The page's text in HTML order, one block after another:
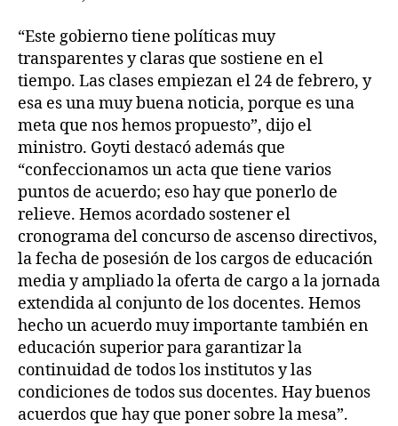
“Este gobierno tiene políticas muy
transparentes y claras que sostiene en el
tiempo. Las clases empiezan el 24 de febrero, y
esa es una muy buena noticia, porque es una
meta que nos hemos propuesto”, dijo el
ministro. Goyti destacó además que
“confeccionamos un acta que tiene varios
puntos de acuerdo; eso hay que ponerlo de
relieve. Hemos acordado sostener el
cronograma del concurso de ascenso directivos,
la fecha de posesión de los cargos de educación
media y ampliado la oferta de cargo a la jornada
extendida al conjunto de los docentes. Hemos
hecho un acuerdo muy importante también en
educación superior para garantizar la
continuidad de todos los institutos y las
condiciones de todos sus docentes. Hay buenos
acuerdos que hay que poner sobre la mesa”.